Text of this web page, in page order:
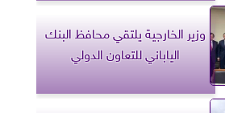
وزير الخارجية يلتقي محافظ البنك
الياباني للتعاون الدولي